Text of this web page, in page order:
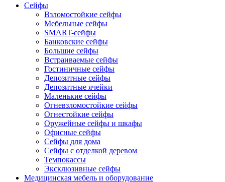
Сейфы
Взломостойкие сейфы
Мебельные сейфы
SMART-сейфы
Банковские сейфы
Большие сейфы
Встраиваемые сейфы
Гостиничные сейфы
Депозитные сейфы
Депозитные ячейки
Маленькие сейфы
Огневзломостойкие сейфы
Огнестойкие сейфы
Оружейные сейфы и шкафы
Офисные сейфы
Сейфы для дома
Сейфы с отделкой деревом
Темпокассы
Эксклюзивные сейфы
Медицинская мебель и оборудование